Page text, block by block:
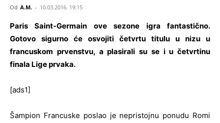
Od A.M. - 10.03.2016. 19:15
Paris Saint-Germain ove sezone igra fantastično.
Gotovo sigurno će osvojiti četvrtu titulu u nizu u
francuskom prvenstvu, a plasirali su se i u četvrtinu
finala Lige prvaka.
[ads1]
Šampion Francuske poslao je nepristojnu ponudu Romi